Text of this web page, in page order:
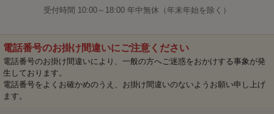
受付時間 10:00～18:00 年中無休（年末年始を除く）
電話番号のお掛け間違いにご注意ください
電話番号のお掛け間違いにより、一般の方へご迷惑をおかけする事象が発
生しております。
電話番号をよくお確かめのうえ、お掛け間違いのないようお願い申し上げ
ます。